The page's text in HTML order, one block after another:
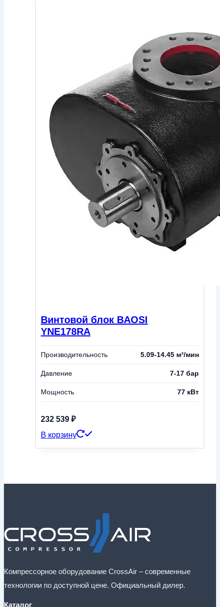
Винтовой блок BAOSI
YNE178RA
Производительность 5.09-14.45 м³/мин
Давление 7-17 бар
Мощность 77 кВт
232 539 ₽
В корзину
Компрессорное оборудование CrossAir – современные
технологии по доступной цене. Официальный дилер.
Каталог